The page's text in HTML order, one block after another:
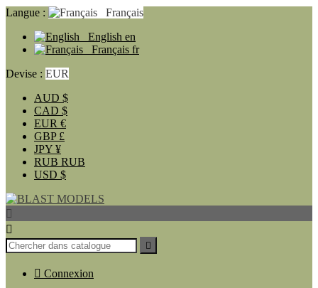
Langue :
Français
English en
Français fr
Devise : EUR
AUD $
CAD $
EUR €
GBP £
JPY ¥
RUB RUB
USD $



 Connexion